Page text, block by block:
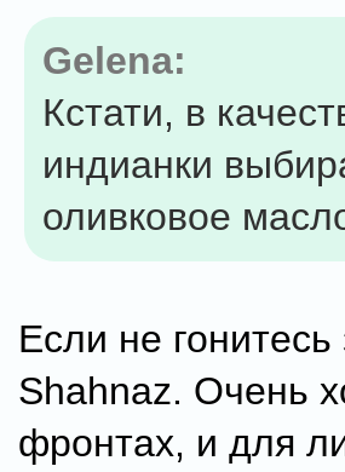
Gelena:
Кстати, в
индианки
оливковое
Если не
Shahnaz. Очень
фронтах, и для